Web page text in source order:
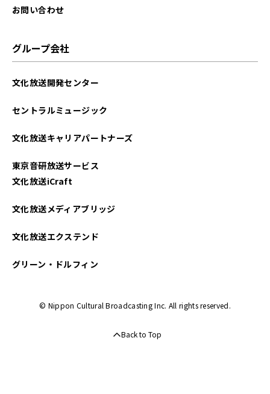
お問い合わせ
グループ会社
文化放送開発センター
セントラルミュージック
文化放送キャリアパートナーズ
東京音研放送サービス
文化放送iCraft
文化放送メディアブリッジ
文化放送エクステンド
グリーン・ドルフィン
© Nippon Cultural Broadcasting Inc. All rights reserved.
Back to Top